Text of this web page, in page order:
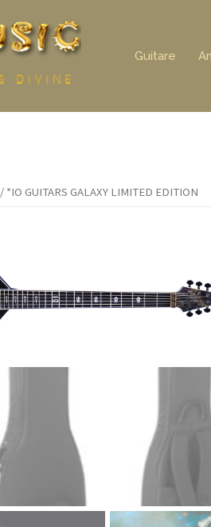
Guitare
/ *IO GUITARS GALAXY LIMITED EDITION